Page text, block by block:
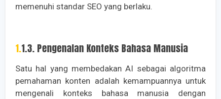
memenuhi standar SEO yang berlaku.
1.1.3. Pengenalan Konteks Bahasa Manusia
Satu hal yang membedakan AI sebagai algoritma
pemahaman konten adalah kemampuannya untuk
mengenali konteks bahasa manusia dengan